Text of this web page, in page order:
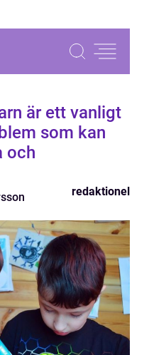
är ett vanligt
som kan
och
redaktionel